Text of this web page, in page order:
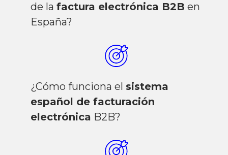
de la factura electrónica B2B en
España?
¿Cómo funciona el sistema
español de facturación
electrónica B2B?